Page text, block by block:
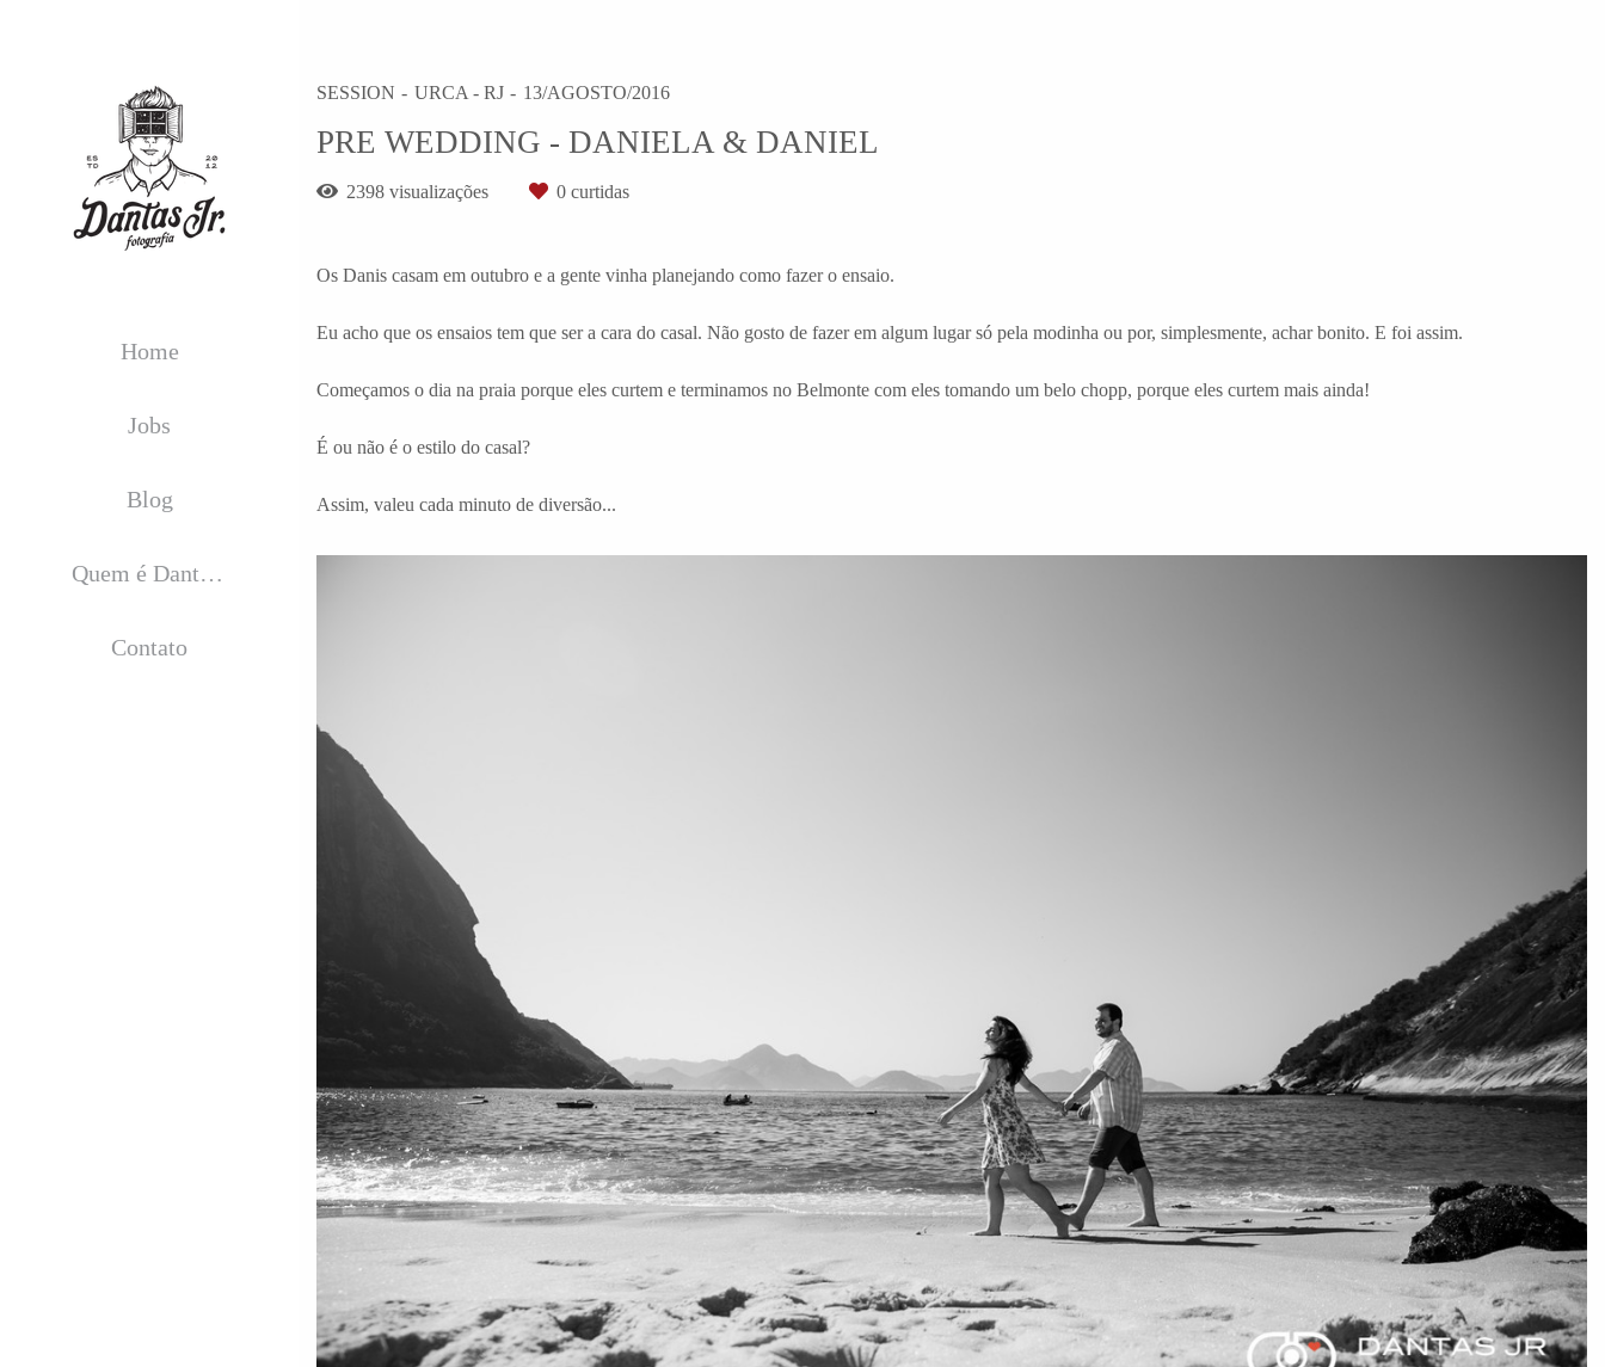
Home
Jobs
Blog
Quem é Dantas Jr.?
Contato
SESSION URCA - RJ 13/AGOSTO/2016
PRE WEDDING - DANIELA & DANIEL
2398 visualizações 0 curtidas
Os Danis casam em outubro e a gente vinha planejando como fazer o ensaio.
Eu acho que os ensaios tem que ser a cara do casal. Não gosto de fazer em algum lugar só pela modinha ou por, simplesmente, achar bonito. E foi assim.
Começamos o dia na praia porque eles curtem e terminamos no Belmonte com eles tomando um belo chopp, porque eles curtem mais ainda!
É ou não é o estilo do casal?
Assim, valeu cada minuto de diversão...